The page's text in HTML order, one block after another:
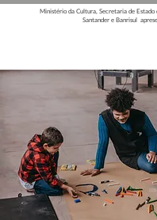
Ministério da Cultura, Secretaria de Estado
Santander e Banrisul